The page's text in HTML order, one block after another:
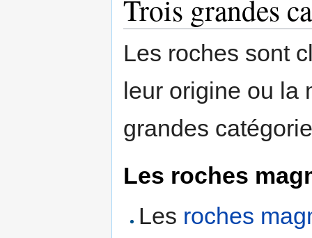
Trois grandes
Les roches sont
leur origine ou la
grandes
Les roches
Les roches